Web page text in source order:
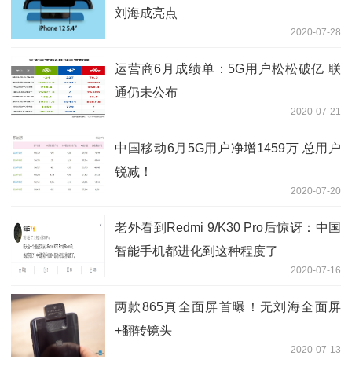
刘海成亮点
2020-07-28
运营商6月成绩单：5G用户松松破亿 联
通仍未公布
2020-07-21
中国移动6月5G用户净增1459万 总用户
锐减！
2020-07-20
老外看到Redmi 9/K30 Pro后惊讶：中国
智能手机都进化到这种程度了
2020-07-16
两款865真全面屏首曝！无刘海全面屏
+翻转镜头
2020-07-13